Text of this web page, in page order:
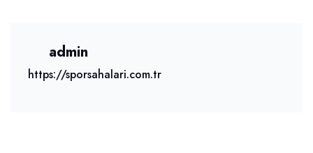
admin
https://sporsahalari.com.tr